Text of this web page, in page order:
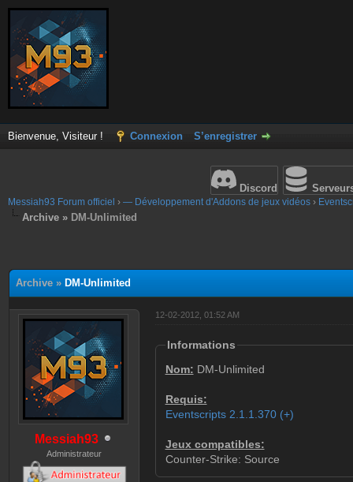
Bienvenue, Visiteur ! Connexion S’enregistrer
Discord
Messiah93 Forum officiel › — Développement d'Addons de jeux vidéos ›
Archive » DM-Unlimited
Archive » DM-Unlimited
Messiah93
Administrateur
12-02-2012, 01:52 AM
Informations
Nom: DM-Unlimited
Requis:
Eventscripts 2.1.1.370 (+)
Jeux compatibles:
Counter-Strike: Source